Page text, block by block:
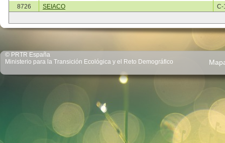
8726
SEIACO C-
© PRTR España
Ministerio para la Transición Ecológica y el Reto Demográfico